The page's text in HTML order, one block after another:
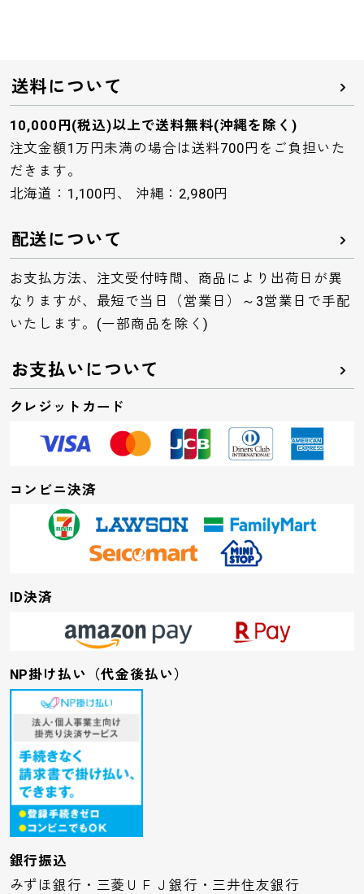
送料について
10,000円(税込)以上で送料無料(沖縄を除く)
注文金額1万円未満の場合は送料700円をご負担いた
だきます。
北海道：1,100円、 沖縄：2,980円
配送について
お支払方法、注文受付時間、商品により出荷日が異
なりますが、最短で当日（営業日）～3営業日で手配
いたします。(一部商品を除く)
お支払いについて
クレジットカード
コンビニ決済
ID決済
NP掛け払い（代金後払い）
銀行振込
みずほ銀行・三菱ＵＦＪ銀行・三井住友銀行